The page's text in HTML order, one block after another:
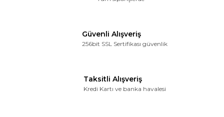
Güvenli Alışveriş
256bit SSL Sertifikası güvenlik
Taksitli Alışveriş
Kredi Kartı ve banka havalesi